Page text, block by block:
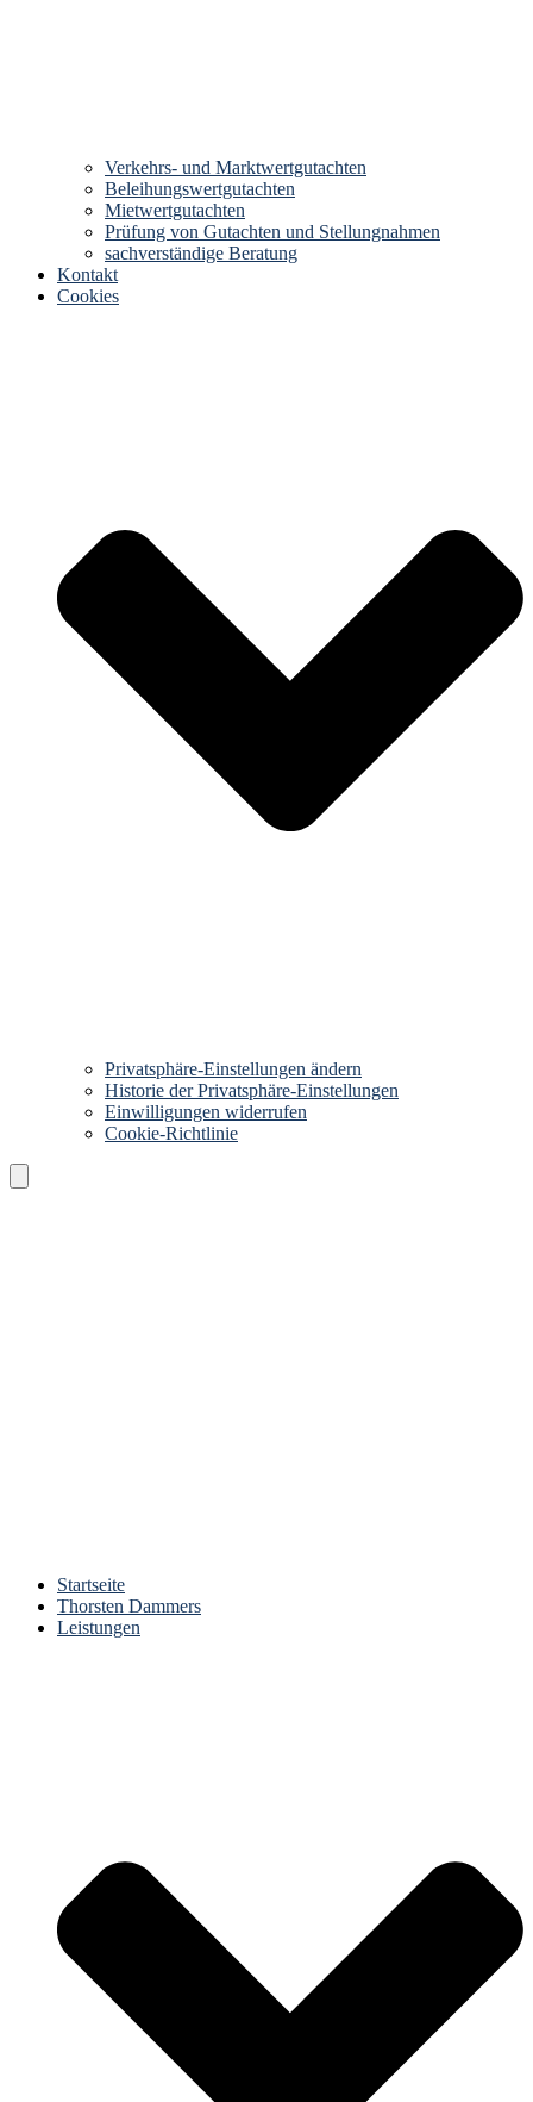
Verkehrs- und Marktwertgutachten
Beleihungswertgutachten
Mietwertgutachten
Prüfung von Gutachten und Stellungnahmen
sachverständige Beratung
Kontakt
Cookies
Privatsphäre-Einstellungen ändern
Historie der Privatsphäre-Einstellungen
Einwilligungen widerrufen
Cookie-Richtlinie
Startseite
Thorsten Dammers
Leistungen